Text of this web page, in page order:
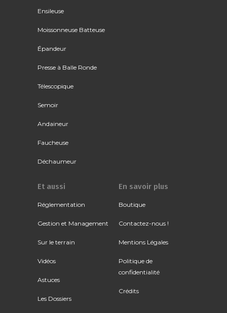
Ensileuse
Moissonneuse Batteuse
Épandeur
Presse à Balle Ronde
Télescopique
Semoir
Andaineur
Faucheuse
Déchaumeur
Et aussi
Réglementation
Gestion et Management
Sur le terrain
Vidéos
Astuces
Les Dossiers
En savoir plus
Boutique
Contactez-nous !
Mentions Légales
Politique de
confidentialité
Crédits